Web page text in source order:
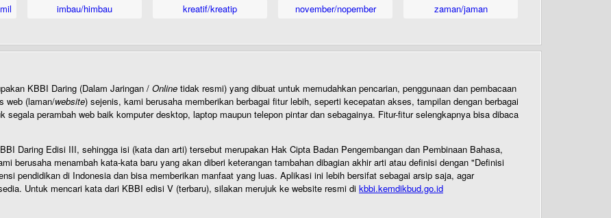
imbau/himbau
kreatif/kreatip
november/nopember
zaman/jaman
KBBI Daring (Dalam Jaringan / Online tidak resmi) yang dibuat untuk memudahkan pencarian, penggunaan dan pembacaan
web (laman/website) sejenis, kami berusaha memberikan berbagai fitur lebih, seperti kecepatan akses, tampilan dengan berbagai
perambah web baik komputer desktop, laptop maupun telepon pintar dan sebagainya. Fitur-fitur selengkapnya bisa dibaca
Daring Edisi III, sehingga isi (kata dan arti) tersebut merupakan Hak Cipta Badan Pengembangan dan Pembinaan Bahasa,
berusaha menambah kata-kata baru yang akan diberi keterangan tambahan dibagian akhir arti atau definisi dengan "Definisi
pendidikan di Indonesia dan bisa memberikan manfaat yang luas. Aplikasi ini lebih bersifat sebagai arsip saja, agar
Untuk mencari kata dari KBBI edisi V (terbaru), silakan merujuk ke website resmi di kbbi.kemdikbud.go.id